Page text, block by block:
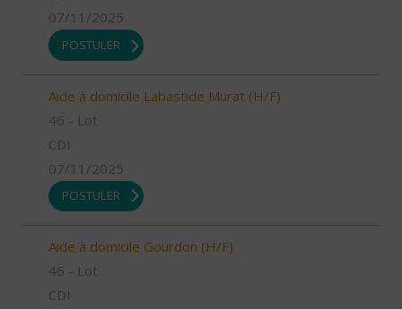
07/11/2025
POSTULER
Aide à domicile Labastide Murat (H/F)
46 - Lot
CDI
07/11/2025
POSTULER
Aide à domicile Gourdon (H/F)
46 - Lot
CDI